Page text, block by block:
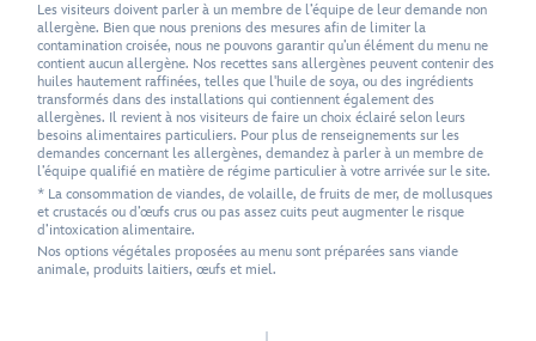
Les visiteurs doivent parler à un membre de l’équipe de leur demande non
allergène. Bien que nous prenions des mesures afin de limiter la
contamination croisée, nous ne pouvons garantir qu’un élément du menu ne
contient aucun allergène. Nos recettes sans allergènes peuvent contenir des
huiles hautement raffinées, telles que l'huile de soya, ou des ingrédients
transformés dans des installations qui contiennent également des
allergènes. Il revient à nos visiteurs de faire un choix éclairé selon leurs
besoins alimentaires particuliers. Pour plus de renseignements sur les
demandes concernant les allergènes, demandez à parler à un membre de
l’équipe qualifié en matière de régime particulier à votre arrivée sur le site.
* La consommation de viandes, de volaille, de fruits de mer, de mollusques
et crustacés ou d’œufs crus ou pas assez cuits peut augmenter le risque
d’intoxication alimentaire.
Nos options végétales proposées au menu sont préparées sans viande
animale, produits laitiers, œufs et miel.